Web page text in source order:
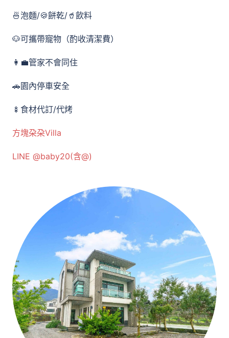
🍜泡麵/🍪餅乾/🥤飲料
🐶可攜帶寵物（酌收清潔費）
👩‍💼管家不會同住
🚗園內停車安全
🍢食材代訂/代烤
方塊朶朶Villa
LINE @baby20(含@)